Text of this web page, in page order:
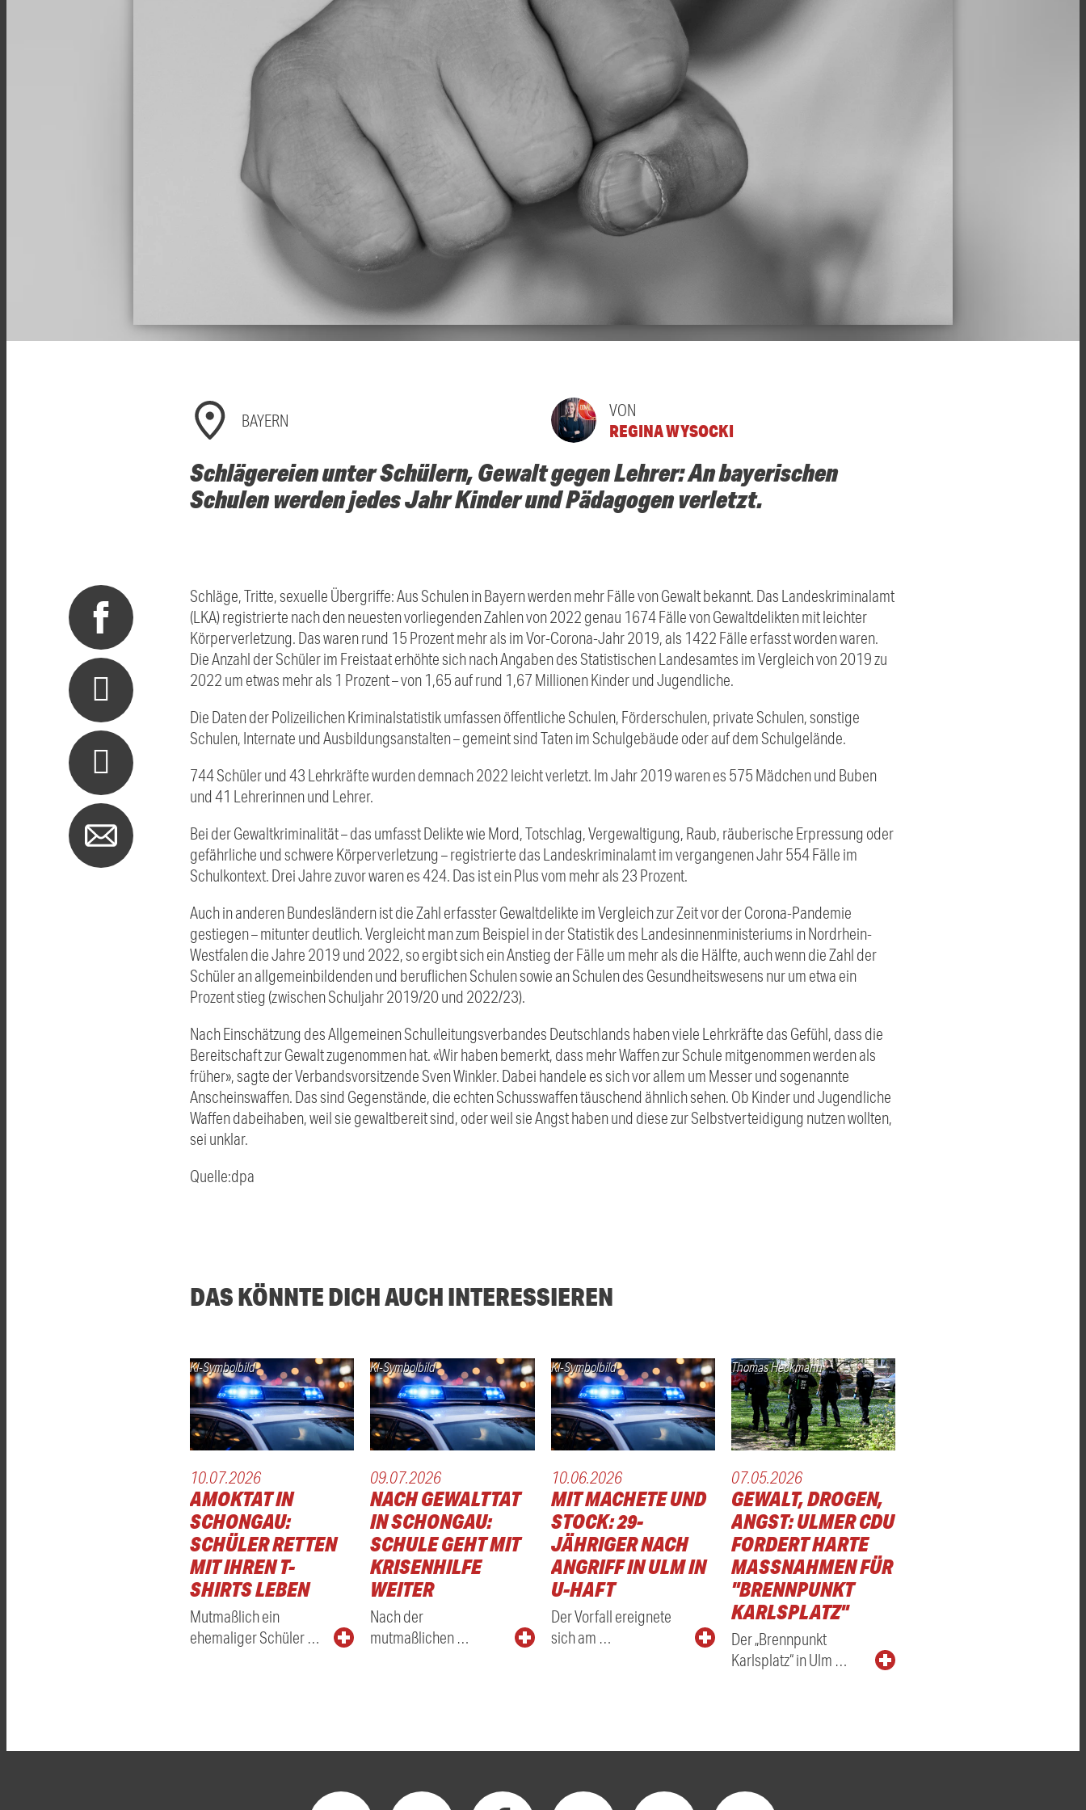
BAYERN
VON
REGINA WYSOCKI
Schlägereien unter Schülern, Gewalt gegen Lehrer: An bayerischen
Schulen werden jedes Jahr Kinder und Pädagogen verletzt.
Schläge, Tritte, sexuelle Übergriffe: Aus Schulen in Bayern werden mehr Fälle von Gewalt bekannt. Das Landeskriminalamt
(LKA) registrierte nach den neuesten vorliegenden Zahlen von 2022 genau 1674 Fälle von Gewaltdelikten mit leichter
Körperverletzung. Das waren rund 15 Prozent mehr als im Vor-Corona-Jahr 2019, als 1422 Fälle erfasst worden waren.
Die Anzahl der Schüler im Freistaat erhöhte sich nach Angaben des Statistischen Landesamtes im Vergleich von 2019 zu
2022 um etwas mehr als 1 Prozent – von 1,65 auf rund 1,67 Millionen Kinder und Jugendliche.
Die Daten der Polizeilichen Kriminalstatistik umfassen öffentliche Schulen, Förderschulen, private Schulen, sonstige
Schulen, Internate und Ausbildungsanstalten – gemeint sind Taten im Schulgebäude oder auf dem Schulgelände.
744 Schüler und 43 Lehrkräfte wurden demnach 2022 leicht verletzt. Im Jahr 2019 waren es 575 Mädchen und Buben
und 41 Lehrerinnen und Lehrer.
Bei der Gewaltkriminalität – das umfasst Delikte wie Mord, Totschlag, Vergewaltigung, Raub, räuberische Erpressung oder
gefährliche und schwere Körperverletzung – registrierte das Landeskriminalamt im vergangenen Jahr 554 Fälle im
Schulkontext. Drei Jahre zuvor waren es 424. Das ist ein Plus vom mehr als 23 Prozent.
Auch in anderen Bundesländern ist die Zahl erfasster Gewaltdelikte im Vergleich zur Zeit vor der Corona-Pandemie
gestiegen – mitunter deutlich. Vergleicht man zum Beispiel in der Statistik des Landesinnenministeriums in Nordrhein-
Westfalen die Jahre 2019 und 2022, so ergibt sich ein Anstieg der Fälle um mehr als die Hälfte, auch wenn die Zahl der
Schüler an allgemeinbildenden und beruflichen Schulen sowie an Schulen des Gesundheitswesens nur um etwa ein
Prozent stieg (zwischen Schuljahr 2019/20 und 2022/23).
Nach Einschätzung des Allgemeinen Schulleitungsverbandes Deutschlands haben viele Lehrkräfte das Gefühl, dass die
Bereitschaft zur Gewalt zugenommen hat. «Wir haben bemerkt, dass mehr Waffen zur Schule mitgenommen werden als
früher», sagte der Verbandsvorsitzende Sven Winkler. Dabei handele es sich vor allem um Messer und sogenannte
Anscheinswaffen. Das sind Gegenstände, die echten Schusswaffen täuschend ähnlich sehen. Ob Kinder und Jugendliche
Waffen dabeihaben, weil sie gewaltbereit sind, oder weil sie Angst haben und diese zur Selbstverteidigung nutzen wollten,
sei unklar.
Quelle:dpa
DAS KÖNNTE DICH AUCH INTERESSIEREN
KI-Symbolbild
10.07.2026
AMOKTAT IN
SCHONGAU:
SCHÜLER RETTEN
MIT IHREN T-
SHIRTS LEBEN
Mutmaßlich ein
ehemaliger Schüler …
KI-Symbolbild
09.07.2026
NACH GEWALTTAT
IN SCHONGAU:
SCHULE GEHT MIT
KRISENHILFE
WEITER
Nach der
mutmaßlichen …
KI-Symbolbild
10.06.2026
MIT MACHETE UND
STOCK: 29-
JÄHRIGER NACH
ANGRIFF IN ULM IN
U-HAFT
Der Vorfall ereignete
sich am …
Thomas Heckmann
07.05.2026
GEWALT, DROGEN,
ANGST: ULMER CDU
FORDERT HARTE
MASSNAHMEN FÜR "
BRENNPUNKT K
ARLSPLATZ"
Der „Brennpunkt
Karlsplatz“ in Ulm …